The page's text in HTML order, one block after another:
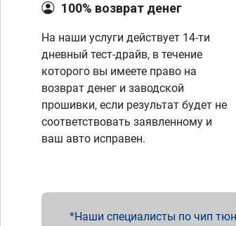
100% возврат денег
На наши услуги действует 14-ти
дневный тест-драйв, в течение
которого вы имеете право на
возврат денег и заводской
прошивки, если результат будет не
соответствовать заявленному и
ваш авто исправен.
Наши специалисты по чип